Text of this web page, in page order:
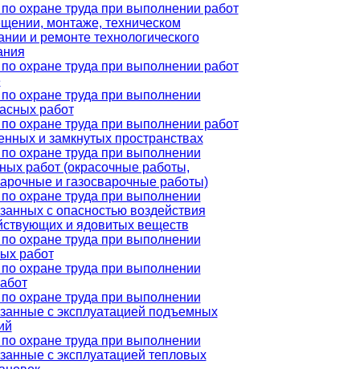
охране труда при выполнении работ
монтаже, техническом
и ремонте технологического
охране труда при выполнении работ
охране труда при выполнении
работ
охране труда при выполнении работ
и замкнутых пространствах
охране труда при выполнении
работ (окрасочные работы,
и газосварочные работы)
охране труда при выполнении
с опасностью воздействия
и ядовитых веществ
охране труда при выполнении
работ
охране труда при выполнении
охране труда при выполнении
с эксплуатацией подъемных
охране труда при выполнении
с эксплуатацией тепловых